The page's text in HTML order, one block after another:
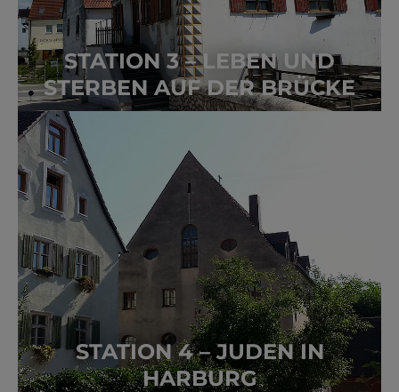
STATION 3 – LEBEN UND
STERBEN AUF DER BRÜCKE
STATION 4 – JUDEN IN
HARBURG